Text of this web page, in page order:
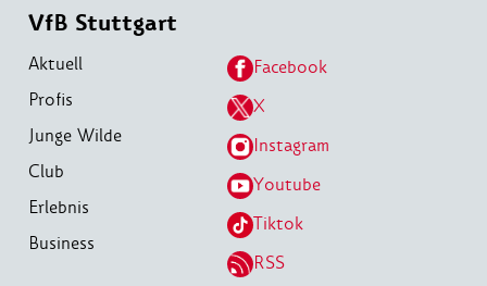
VfB Stuttgart
Aktuell
Profis
Junge Wilde
Club
Erlebnis
Business
Facebook
X
Instagram
Youtube
Tiktok
RSS